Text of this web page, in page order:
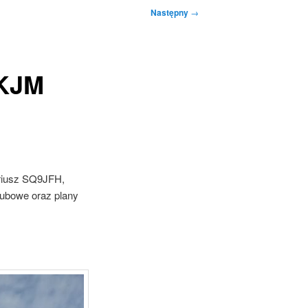
Następny →
SQ9JFH,
oraz plany